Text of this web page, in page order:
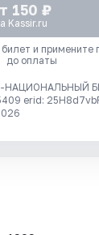
150 ₽
Kassir.ru
и примените
до оплаты
НАЦИОНАЛЬНЫЙ
erid: